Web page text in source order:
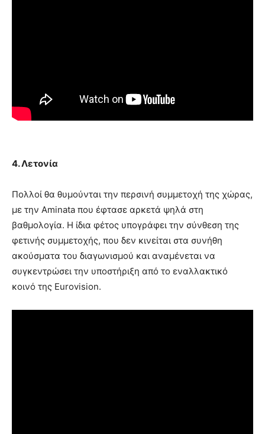
4. Λετονία
Πολλοί θα θυμούνται την περσινή συμμετοχή της χώρας,
με την Aminata που έφτασε αρκετά ψηλά στη
βαθμολογία. Η ίδια φέτος υπογράφει την σύνθεση της
φετινής συμμετοχής, που δεν κινείται στα συνήθη
ακούσματα του διαγωνισμού και αναμένεται να
συγκεντρώσει την υποστήριξη από το εναλλακτικό
κοινό της Eurovision.